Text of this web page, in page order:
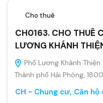
Cho thuê
CH0163. CHO THUÊ
LƯƠNG KHÁNH
Phố Lương Khánh
Thành phố Hải Phòng,
CH - Chung cư, Căn hộ